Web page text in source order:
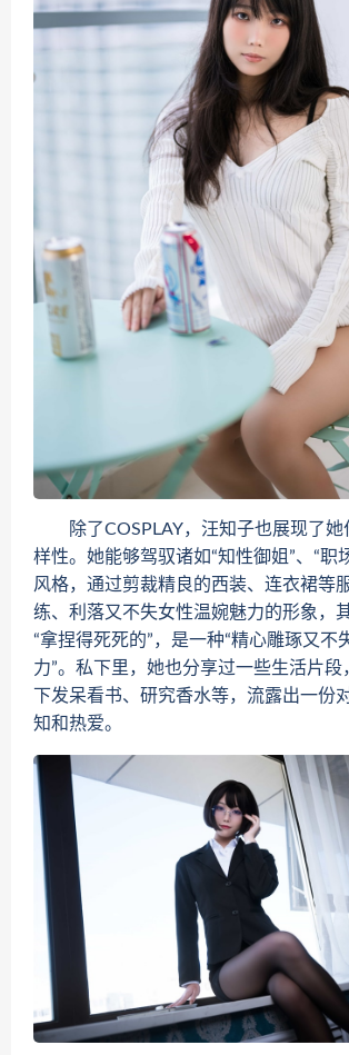
除了COSPLAY，汪知子也展现了她
样性。她能够驾驭诸如“知性御姐”、“职
风格，通过剪裁精良的西装、连衣裙等
练、利落又不失女性温婉魅力的形象，
“拿捏得死死的”，是一种“精心雕琢又不
力”。私下里，她也分享过一些生活片段
下发呆看书、研究香水等，流露出一份
知和热爱。